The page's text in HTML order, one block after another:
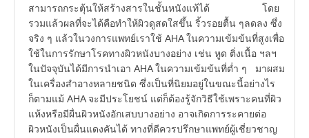
สามารถกระตุ้นให้สร้างสารในชั้นหนังแท้ได้ โดย
รวมแล้วผลที่จะได้คือทำให้ผิวดูสดใสขึ้น ริ้วรอยตื้น ๆลดลง ซึ่ง
จริง ๆ แล้วในวงการแพทย์เราใช้ AHA ในความเข้มข้นที่สูงเพื่อ
ใช้ในการรักษาโรคทางผิวหนังบางอย่าง เช่น หูด ติ่งเนื้อ ฯลฯ
ในปัจจุบันได้มีการนำเอา AHA ในความเข้มข้นที่ต่ำ ๆ มาผสม
ในเครื่องสำอางหลายชนิด ซึ่งเป็นที่นิยมอยู่ในขณะนี้อย่างไร
ก็ตามแม้ AHA จะมีประโยชน์ แต่ก็ต้องรู้จักวิธีใช้เพราะคนที่ผิว
แห้งหรือมีผื่นผิวหนังอักเสบบางอย่าง อาจเกิดการระคายต่อ
ผิวหนังเป็นผื่นแดงคันได้ ทางที่ดีควรปรึกษาแพทย์ผู้เชี่ยวชาญ